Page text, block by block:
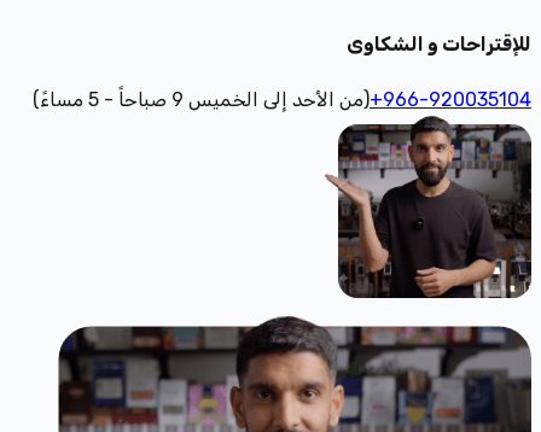
للإقتراحات و الشكاوى
+966-920035104(من الأحد إلى الخميس 9 صباحاً - 5 مساءً)